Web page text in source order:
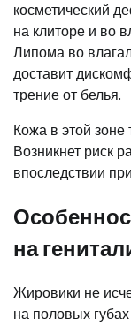
косметический
на клиторе и во
Липома во
доставит
трение от белья.
Кожа в этой зоне
Возникнет риск
впоследствии
на
Жировики не
на половых